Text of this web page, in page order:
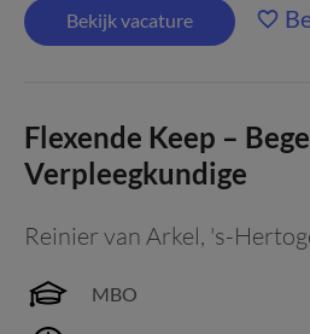
Bekijk vacature
Flexende Keep –
Verpleegkundige
Reinier van Arkel, 's-
MBO